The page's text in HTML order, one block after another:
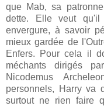
que Mab, sa
dette. Elle veut
envergure, à savoir
mieux gardée de
Enfers. Pour cela il
méchants dirigés
Nicodemus
personnels, Harry va
surtout ne rien faire